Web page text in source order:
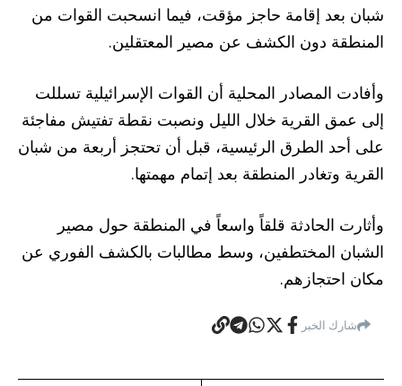
شبان بعد إقامة حاجز مؤقت، فيما انسحبت القوات من
المنطقة دون الكشف عن مصير المعتقلين.
وأفادت المصادر المحلية أن القوات الإسرائيلية تسللت
إلى عمق القرية خلال الليل ونصبت نقطة تفتيش مفاجئة
على أحد الطرق الرئيسية، قبل أن تحتجز أربعة من شبان
القرية وتغادر المنطقة بعد إتمام مهمتها.
وأثارت الحادثة قلقاً واسعاً في المنطقة حول مصير
الشبان المختطفين، وسط مطالبات بالكشف الفوري عن
مكان احتجازهم.
شارك الخبر